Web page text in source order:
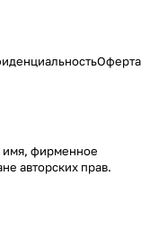
Оферта
имя, фирменное
авторских прав.